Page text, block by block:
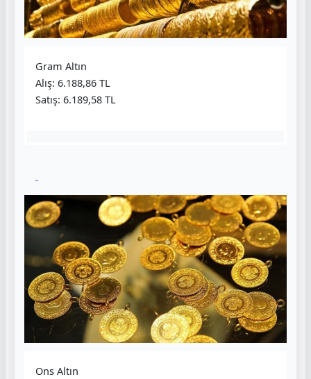
Gram Altın
Alış: 6.188,86 TL
Satış: 6.189,58 TL
Ons Altın